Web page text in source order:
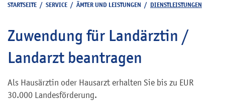
STARTSEITE / SERVICE / ÄMTER UND LEISTUNGEN / DIENSTLEISTUNGEN
Zuwendung für Landärztin /
Landarzt beantragen
Als Hausärztin oder Hausarzt erhalten Sie bis zu EUR
30.000 Landesförderung.